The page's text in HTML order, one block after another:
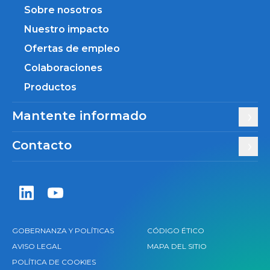
Zentiva LinkedIn
Zentiva YouTube
Sobre nosotros
Nuestro impacto
Ofertas de empleo
Colaboraciones
Productos
Mantente informado
Contacto
GOBERNANZA Y POLÍTICAS
AVISO LEGAL
POLÍTICA DE COOKIES
CÓDIGO ÉTICO
MAPA DEL SITIO